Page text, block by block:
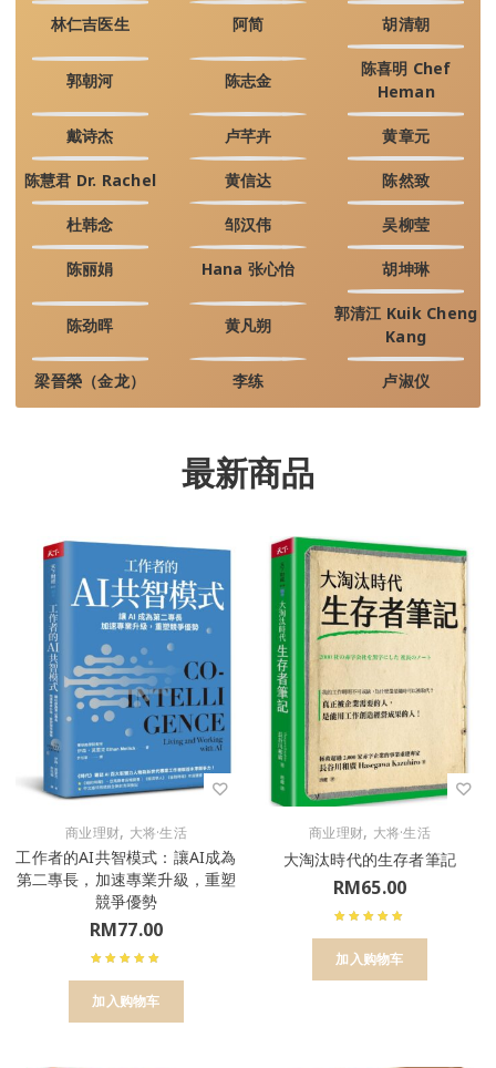
林仁吉医生 阿简 胡清朝
郭朝河 陈志金
陈喜明 Chef
Heman
戴诗杰 卢芊卉 黄章元
陈慧君 Dr. Rachel 黄信达 陈然致
杜韩念 邹汉伟 吴柳莹
陈丽娟 Hana 张心怡 胡坤琳
陈劲晖 黄凡朔
郭清江 Kuik Cheng
Kang
梁晉榮（金龙） 李练 卢淑仪
最新商品
商业理财, 大将·生活
工作者的AI共智模式：讓AI成為
第二專長，加速專業升級，重塑
競爭優勢
RM77.00
加入购物车
商业理财, 大将·生活
大淘汰時代的生存者筆記
RM65.00
加入购物车